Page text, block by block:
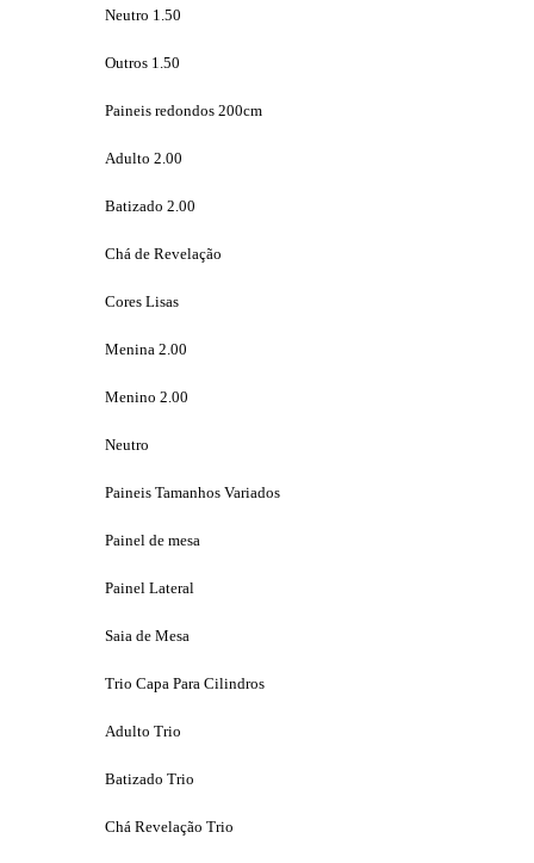
Neutro 1.50
Outros 1.50
Paineis redondos 200cm
Adulto 2.00
Batizado 2.00
Chá de Revelação
Cores Lisas
Menina 2.00
Menino 2.00
Neutro
Paineis Tamanhos Variados
Painel de mesa
Painel Lateral
Saia de Mesa
Trio Capa Para Cilindros
Adulto Trio
Batizado Trio
Chá Revelação Trio